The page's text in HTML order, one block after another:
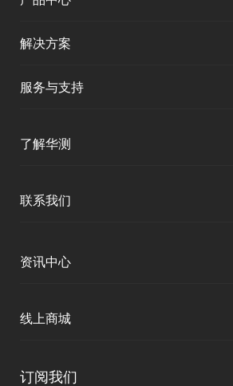
解决方案
服务与支持
了解华测
投资者关系
联系我们
申请成为伙伴
资讯中心
线上商城
订阅我们